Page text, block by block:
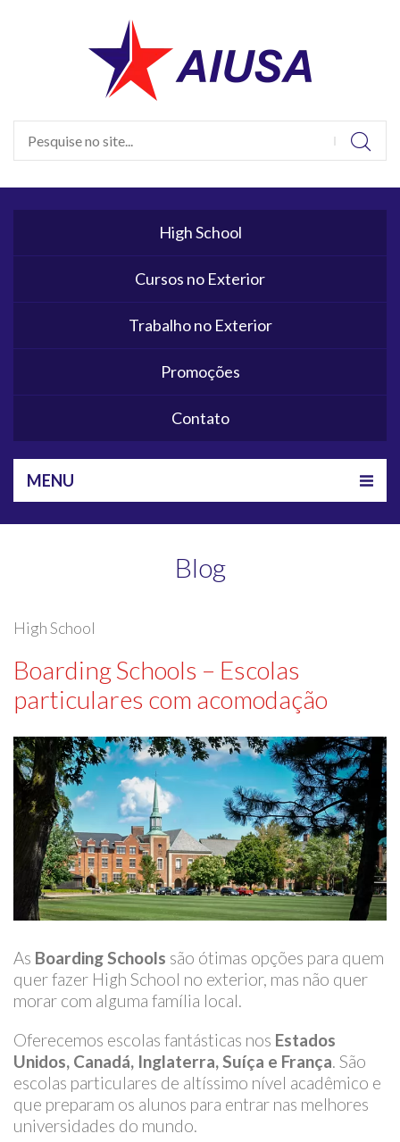
High School
Cursos no Exterior
Trabalho no Exterior
Promoções
Contato
MENU
Blog
High School
Boarding Schools – Escolas
particulares com acomodação
As Boarding Schools são ótimas opções para quem
quer fazer High School no exterior, mas não quer
morar com alguma família local.
Oferecemos escolas fantásticas nos Estados
Unidos, Canadá, Inglaterra, Suíça e França. São
escolas particulares de altíssimo nível acadêmico e
que preparam os alunos para entrar nas melhores
universidades do mundo.